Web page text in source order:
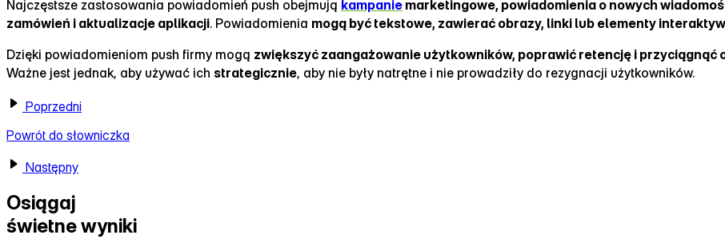
Najczęstsze zastosowania powiadomień push obejmują kampanie marketingowe, powiadomienia o nowych
zamówień i aktualizacje aplikacji. Powiadomienia mogą być tekstowe, zawierać obrazy, linki lub elementy
Dzięki powiadomieniom push firmy mogą zwiększyć zaangażowanie użytkowników, poprawić retencję i
Ważne jest jednak, aby używać ich strategicznie, aby nie były natrętne i nie prowadziły do rezygnacji użytkowników.
Poprzedni
Powrót do słowniczka
Następny
Osiągaj
świetne wyniki